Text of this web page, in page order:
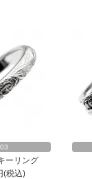
ーリング
(税込)